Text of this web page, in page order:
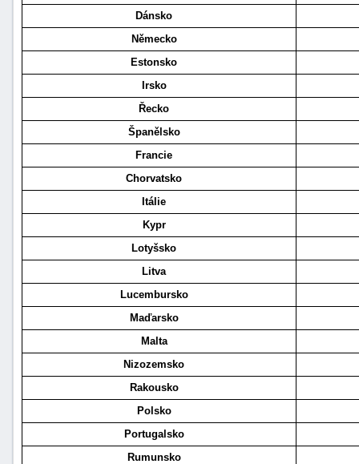
Dánsko
Německo
Estonsko
Irsko
Řecko
Španělsko
Francie
Chorvatsko
Itálie
Kypr
Lotyšsko
Litva
Lucembursko
Maďarsko
Malta
Nizozemsko
Rakousko
Polsko
Portugalsko
Rumunsko